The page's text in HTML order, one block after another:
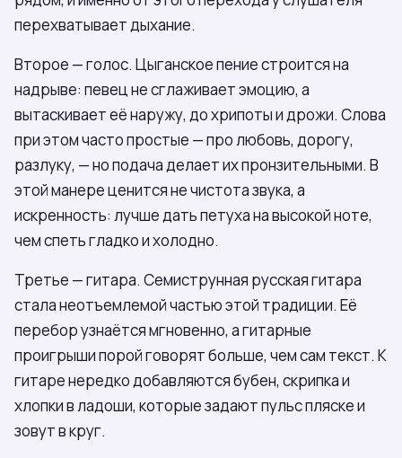
перехватывает дыхание.
Второе — голос. Цыганское пение строится на
надрыве: певец не сглаживает эмоцию, а
вытаскивает её наружу, до хрипоты и дрожи. Слова
при этом часто простые — про любовь, дорогу,
разлуку, — но подача делает их пронзительными. В
этой манере ценится не чистота звука, а
искренность: лучше дать петуха на высокой ноте,
чем спеть гладко и холодно.
Третье — гитара. Семиструнная русская гитара
стала неотъемлемой частью этой традиции. Её
перебор узнаётся мгновенно, а гитарные
проигрыши порой говорят больше, чем сам текст. К
гитаре нередко добавляются бубен, скрипка и
хлопки в ладоши, которые задают пульс пляске и
зовут в круг.